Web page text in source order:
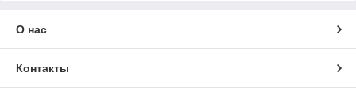
О нас
Контакты